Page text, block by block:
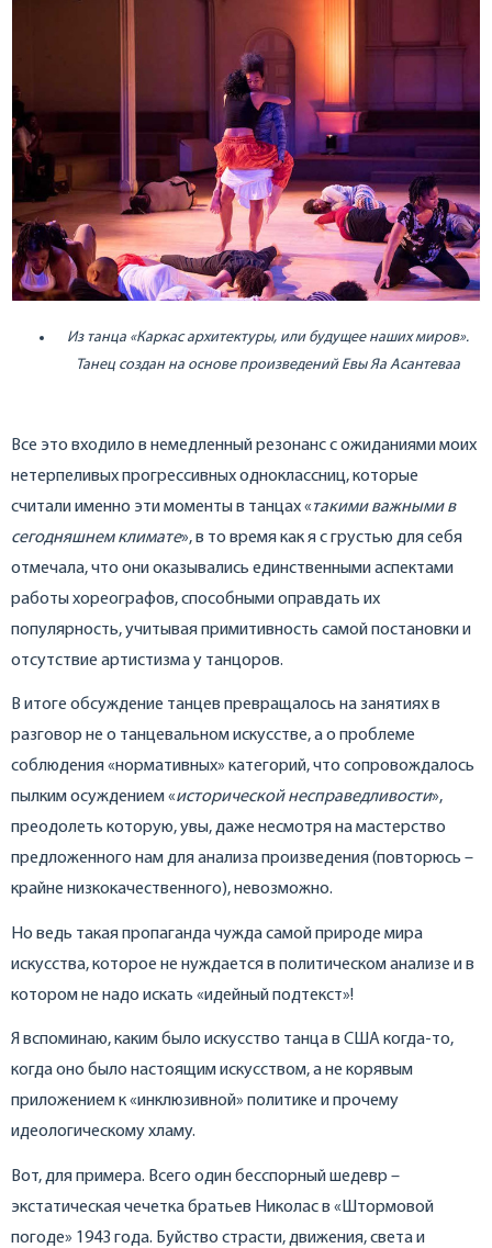
Из танца «Каркас архитектуры, или будущее наших миров».
Танец создан на основе произведений Евы Яа Асантеваа
Все это входило в немедленный резонанс с ожиданиями моих
нетерпеливых прогрессивных одноклассниц, которые
считали именно эти моменты в танцах «такими важными в
сегодняшнем климате», в то время как я с грустью для себя
отмечала, что они оказывались единственными аспектами
работы хореографов, способными оправдать их
популярность, учитывая примитивность самой постановки и
отсутствие артистизма у танцоров.
В итоге обсуждение танцев превращалось на занятиях в
разговор не о танцевальном искусстве, а о проблеме
соблюдения «нормативных» категорий, что сопровождалось
пылким осуждением «исторической несправедливости»,
преодолеть которую, увы, даже несмотря на мастерство
предложенного нам для анализа произведения (повторюсь –
крайне низкокачественного), невозможно.
Но ведь такая пропаганда чужда самой природе мира
искусства, которое не нуждается в политическом анализе и в
котором не надо искать «идейный подтекст»!
Я вспоминаю, каким было искусство танца в США когда-то,
когда оно было настоящим искусством, а не корявым
приложением к «инклюзивной» политике и прочему
идеологическому хламу.
Вот, для примера. Всего один бесспорный шедевр –
экстатическая чечетка братьев Николас в «Штормовой
погоде» 1943 года. Буйство страсти, движения, света и